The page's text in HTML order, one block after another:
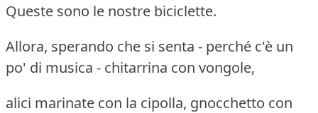
Queste sono le nostre biciclette.
Allora, sperando che si senta - perché c'è un
po' di musica - chitarrina con vongole,
alici marinate con la cipolla, gnocchetto con